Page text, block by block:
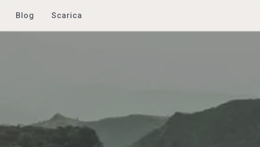
Blog Scarica